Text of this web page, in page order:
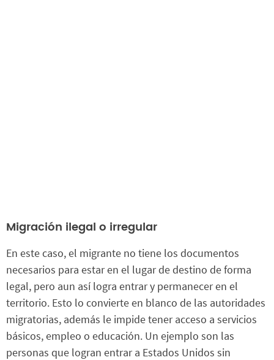
Migración ilegal o irregular
En este caso, el migrante no tiene los documentos
necesarios para estar en el lugar de destino de forma
legal, pero aun así logra entrar y permanecer en el
territorio. Esto lo convierte en blanco de las autoridades
migratorias, además le impide tener acceso a servicios
básicos, empleo o educación. Un ejemplo son las
personas que logran entrar a Estados Unidos sin